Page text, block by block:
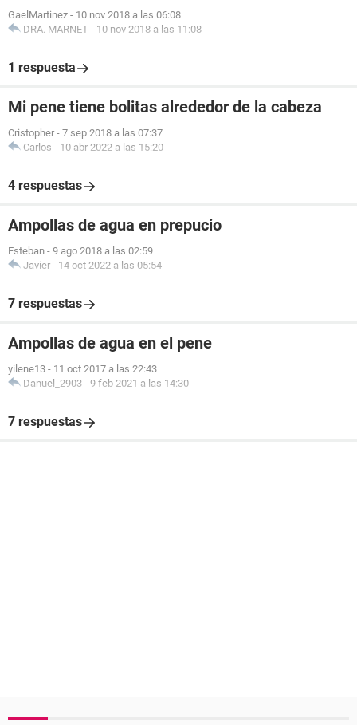
GaelMartinez - 10 nov 2018 a las 06:08
DRA. MARNET - 10 nov 2018 a las 11:08
1 respuesta
Mi pene tiene bolitas alrededor de la cabeza
Cristopher - 7 sep 2018 a las 07:37
Carlos - 10 abr 2022 a las 15:20
4 respuestas
Ampollas de agua en prepucio
Esteban - 9 ago 2018 a las 02:59
Javier - 14 oct 2022 a las 05:54
7 respuestas
Ampollas de agua en el pene
yilene13 - 11 oct 2017 a las 22:43
Danuel_2903 - 9 feb 2021 a las 14:30
7 respuestas